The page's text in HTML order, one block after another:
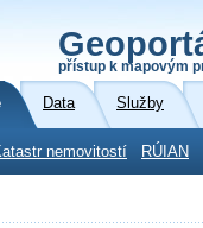
přístup k mapovým
Data Služby
nemovitostí RÚIAN